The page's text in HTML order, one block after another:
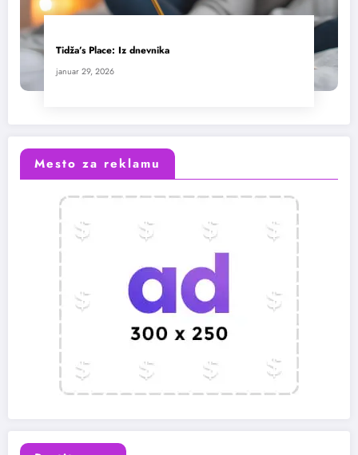
Tidža’s Place: Iz dnevnika
januar 29, 2026
Mesto za reklamu